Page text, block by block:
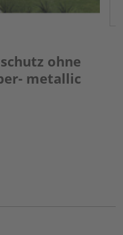
ohne
metallic